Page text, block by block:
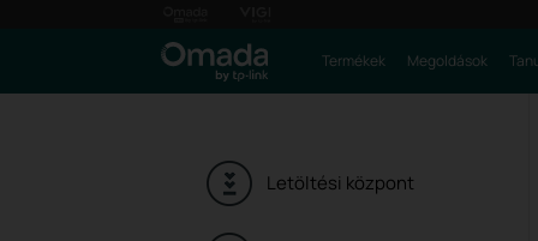
Termékek Megoldások
Letöltési központ